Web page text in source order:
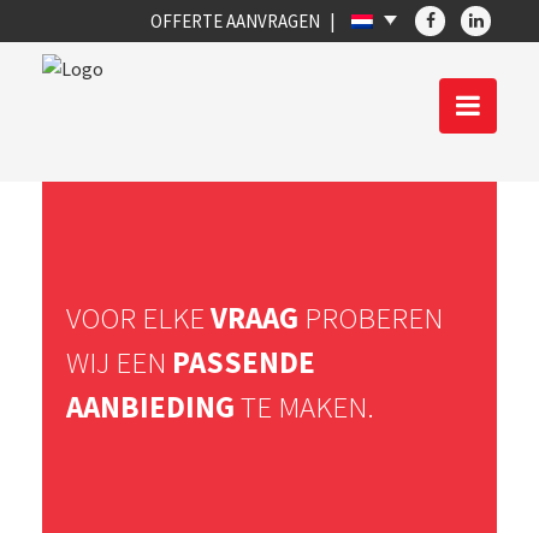
OFFERTE AANVRAGEN
VOOR ELKEVRAAG PROBEREN
WIJ EEN PASSENDE
AANBIEDINGTE MAKEN.